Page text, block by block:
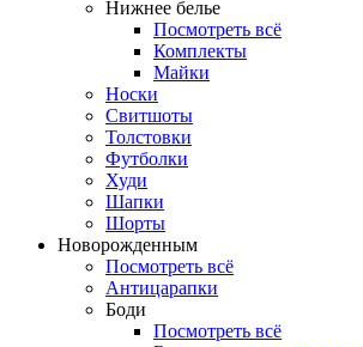
Нижнее белье
Посмотреть всё
Комплекты
Майки
Носки
Свитшоты
Толстовки
Футболки
Худи
Шапки
Шорты
Новорожденным
Посмотреть всё
Антицарапки
Боди
Посмотреть всё